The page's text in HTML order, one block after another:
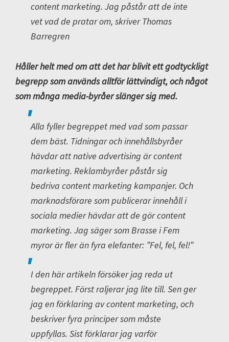
content marketing. Jag påstår att de inte
vet vad de pratar om, skriver Thomas
Barregren
Håller helt med om att det har blivit ett godtyckligt
begrepp som används alltför lättvindigt, och något
som många media-byråer slänger sig med.
Alla fyller begreppet med vad som passar
dem bäst. Tidningar och innehållsbyråer
hävdar att native advertising är content
marketing. Reklambyråer påstår sig
bedriva content marketing kampanjer. Och
marknadsförare som publicerar innehåll i
sociala medier hävdar att de gör content
marketing. Jag säger som Brasse i Fem
myror är fler än fyra elefanter: ”Fel, fel, fel!”
I den här artikeln försöker jag reda ut
begreppet. Först raljerar jag lite till. Sen ger
jag en förklaring av content marketing, och
beskriver fyra principer som måste
uppfyllas. Sist förklarar jag varför